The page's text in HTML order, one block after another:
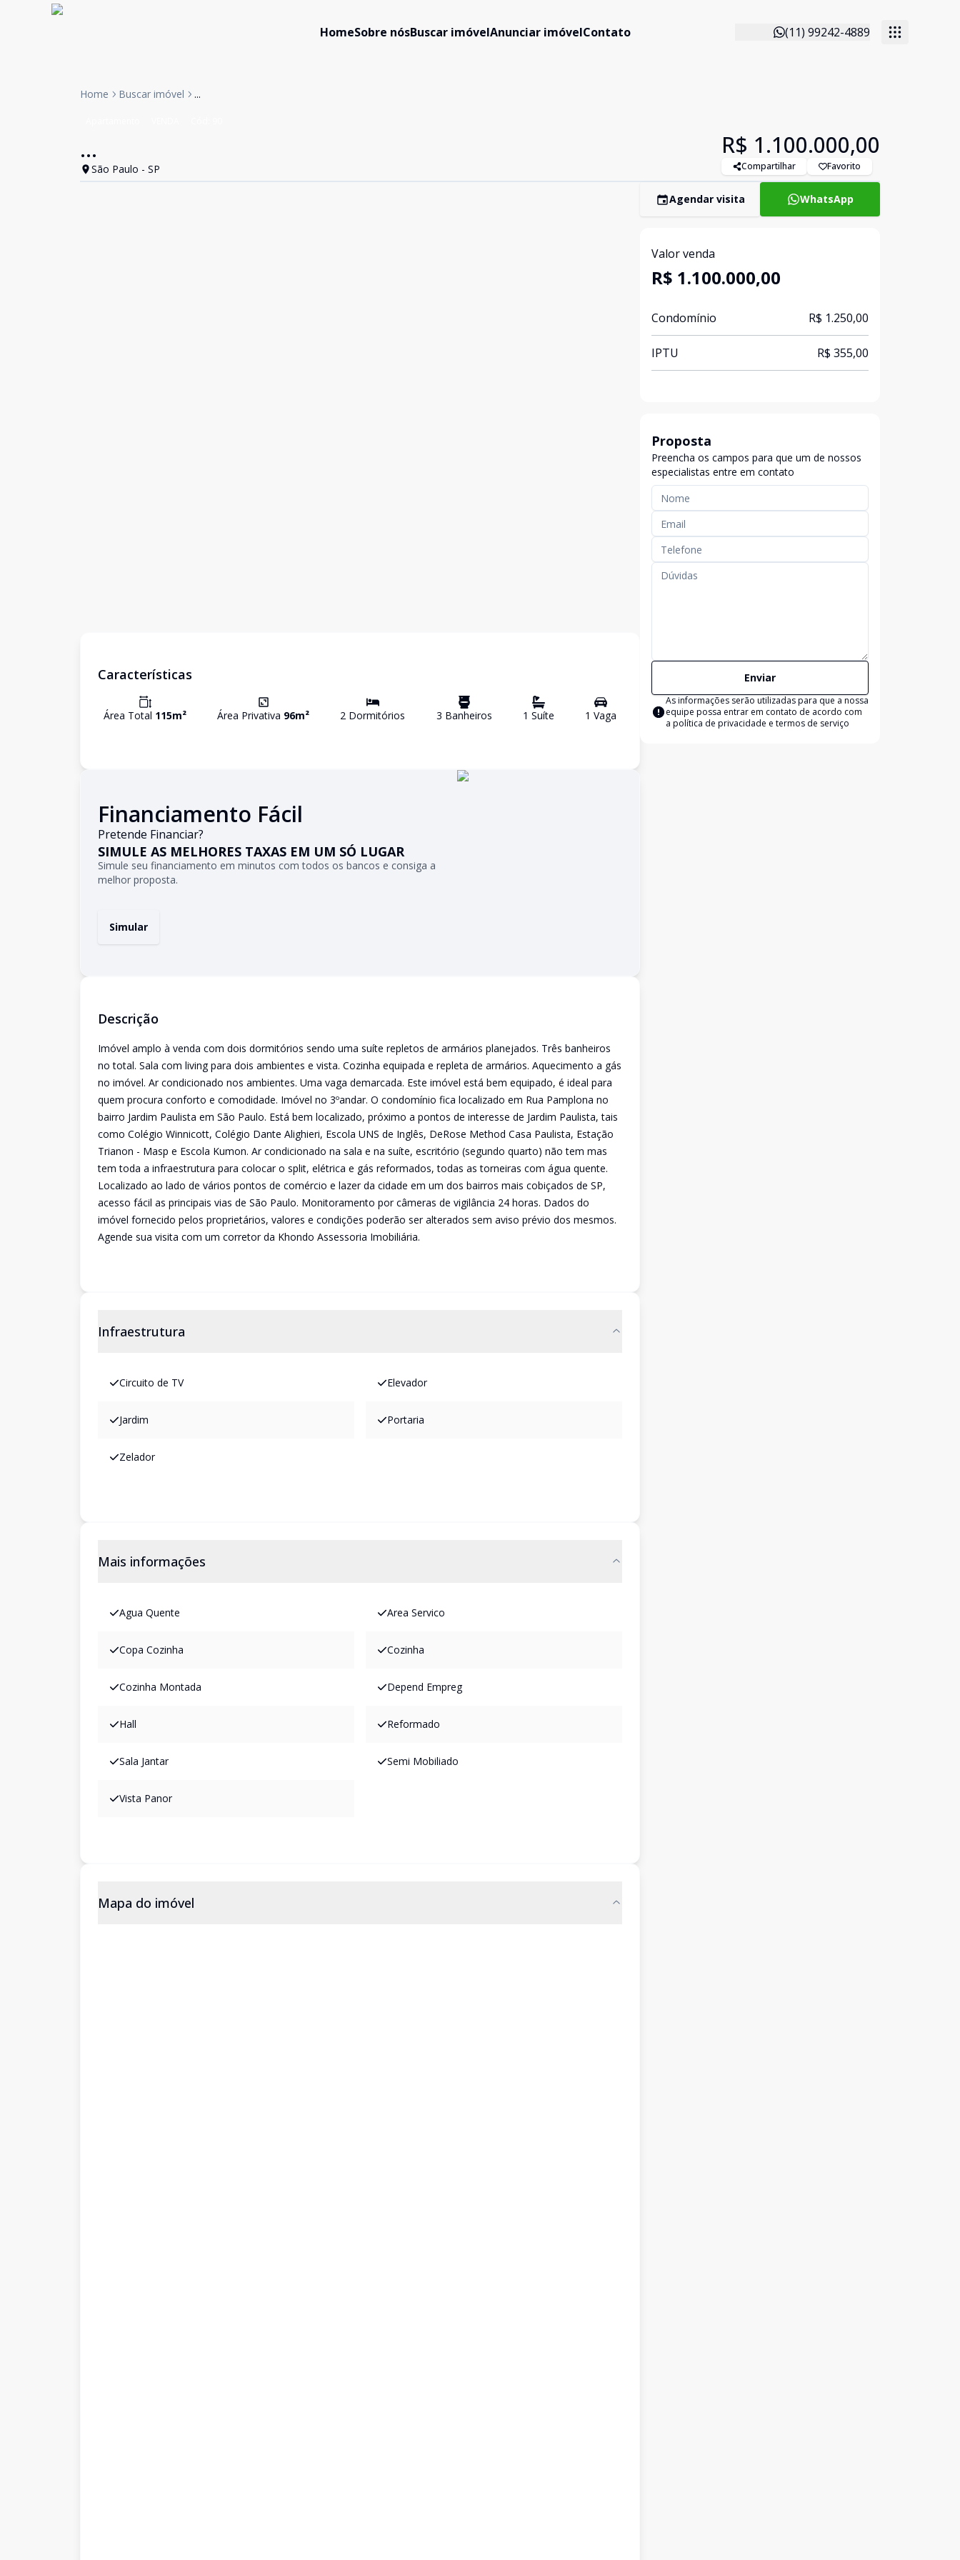
HomeSobre nósBuscar imóvelAnunciar imóvelContato (11) 99242-4889
Home Buscar imóvel ...
...
São Paulo - SP
R$ 1.100.000,00
Compartilhar Favorito
Características
Área Total 115m² Área Privativa 96m² 2 Dormitórios 3 Banheiros 1 Suíte 1 Vaga
Financiamento Fácil
Pretende Financiar?
SIMULE AS MELHORES TAXAS EM UM SÓ LUGAR
Simule seu financiamento em minutos com todos os bancos e consiga a
melhor proposta.
Simular
Descrição
Imóvel amplo à venda com dois dormitórios sendo uma suíte repletos de armários planejados. Três banheiros
no total. Sala com living para dois ambientes e vista. Cozinha equipada e repleta de armários. Aquecimento a gás
no imóvel. Ar condicionado nos ambientes. Uma vaga demarcada. Este imóvel está bem equipado, é ideal para
quem procura conforto e comodidade. Imóvel no 3ºandar. O condomínio fica localizado em Rua Pamplona no
bairro Jardim Paulista em São Paulo. Está bem localizado, próximo a pontos de interesse de Jardim Paulista, tais
como Colégio Winnicott, Colégio Dante Alighieri, Escola UNS de Inglês, DeRose Method Casa Paulista, Estação
Trianon - Masp e Escola Kumon. Ar condicionado na sala e na suíte, escritório (segundo quarto) não tem mas
tem toda a infraestrutura para colocar o split, elétrica e gás reformados, todas as torneiras com água quente.
Localizado ao lado de vários pontos de comércio e lazer da cidade em um dos bairros mais cobiçados de SP,
acesso fácil as principais vias de São Paulo. Monitoramento por câmeras de vigilância 24 horas. Dados do
imóvel fornecido pelos proprietários, valores e condições poderão ser alterados sem aviso prévio dos mesmos.
Agende sua visita com um corretor da Khondo Assessoria Imobiliária.
Infraestrutura
Circuito de TV Elevador
Jardim Portaria
Zelador
Mais informações
Agua Quente Area Servico
Copa Cozinha Cozinha
Cozinha Montada Depend Empreg
Hall Reformado
Sala Jantar Semi Mobiliado
Vista Panor
Mapa do imóvel
Agendar visita WhatsApp
Valor venda
R$ 1.100.000,00
Condomínio R$ 1.250,00
IPTU R$ 355,00
Proposta
Preencha os campos para que um de nossos
especialistas entre em contato
Enviar
As informações serão utilizadas para que a nossa
equipe possa entrar em contato de acordo com
a política de privacidade e termos de serviço